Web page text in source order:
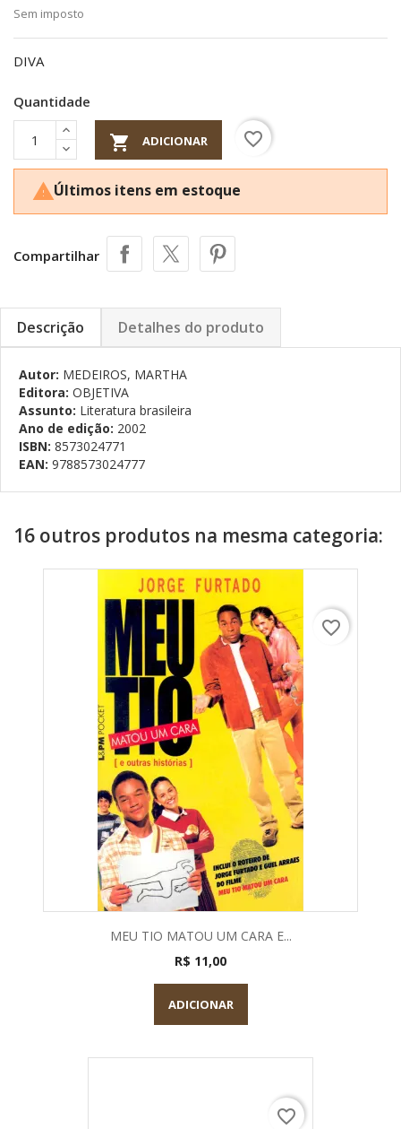
Sem imposto
DIVA
Quantidade
 ADICIONAR favorite_border
Últimos itens em estoque
Compartilhar
Descrição Detalhes do produto
Autor: MEDEIROS, MARTHA
Editora: OBJETIVA
Assunto: Literatura brasileira
Ano de edição: 2002
ISBN: 8573024771
EAN: 9788573024777
16 outros produtos na mesma categoria:
MEU TIO MATOU UM CARA E...
R$ 11,00
ADICIONAR
favorite_border
favorite_border